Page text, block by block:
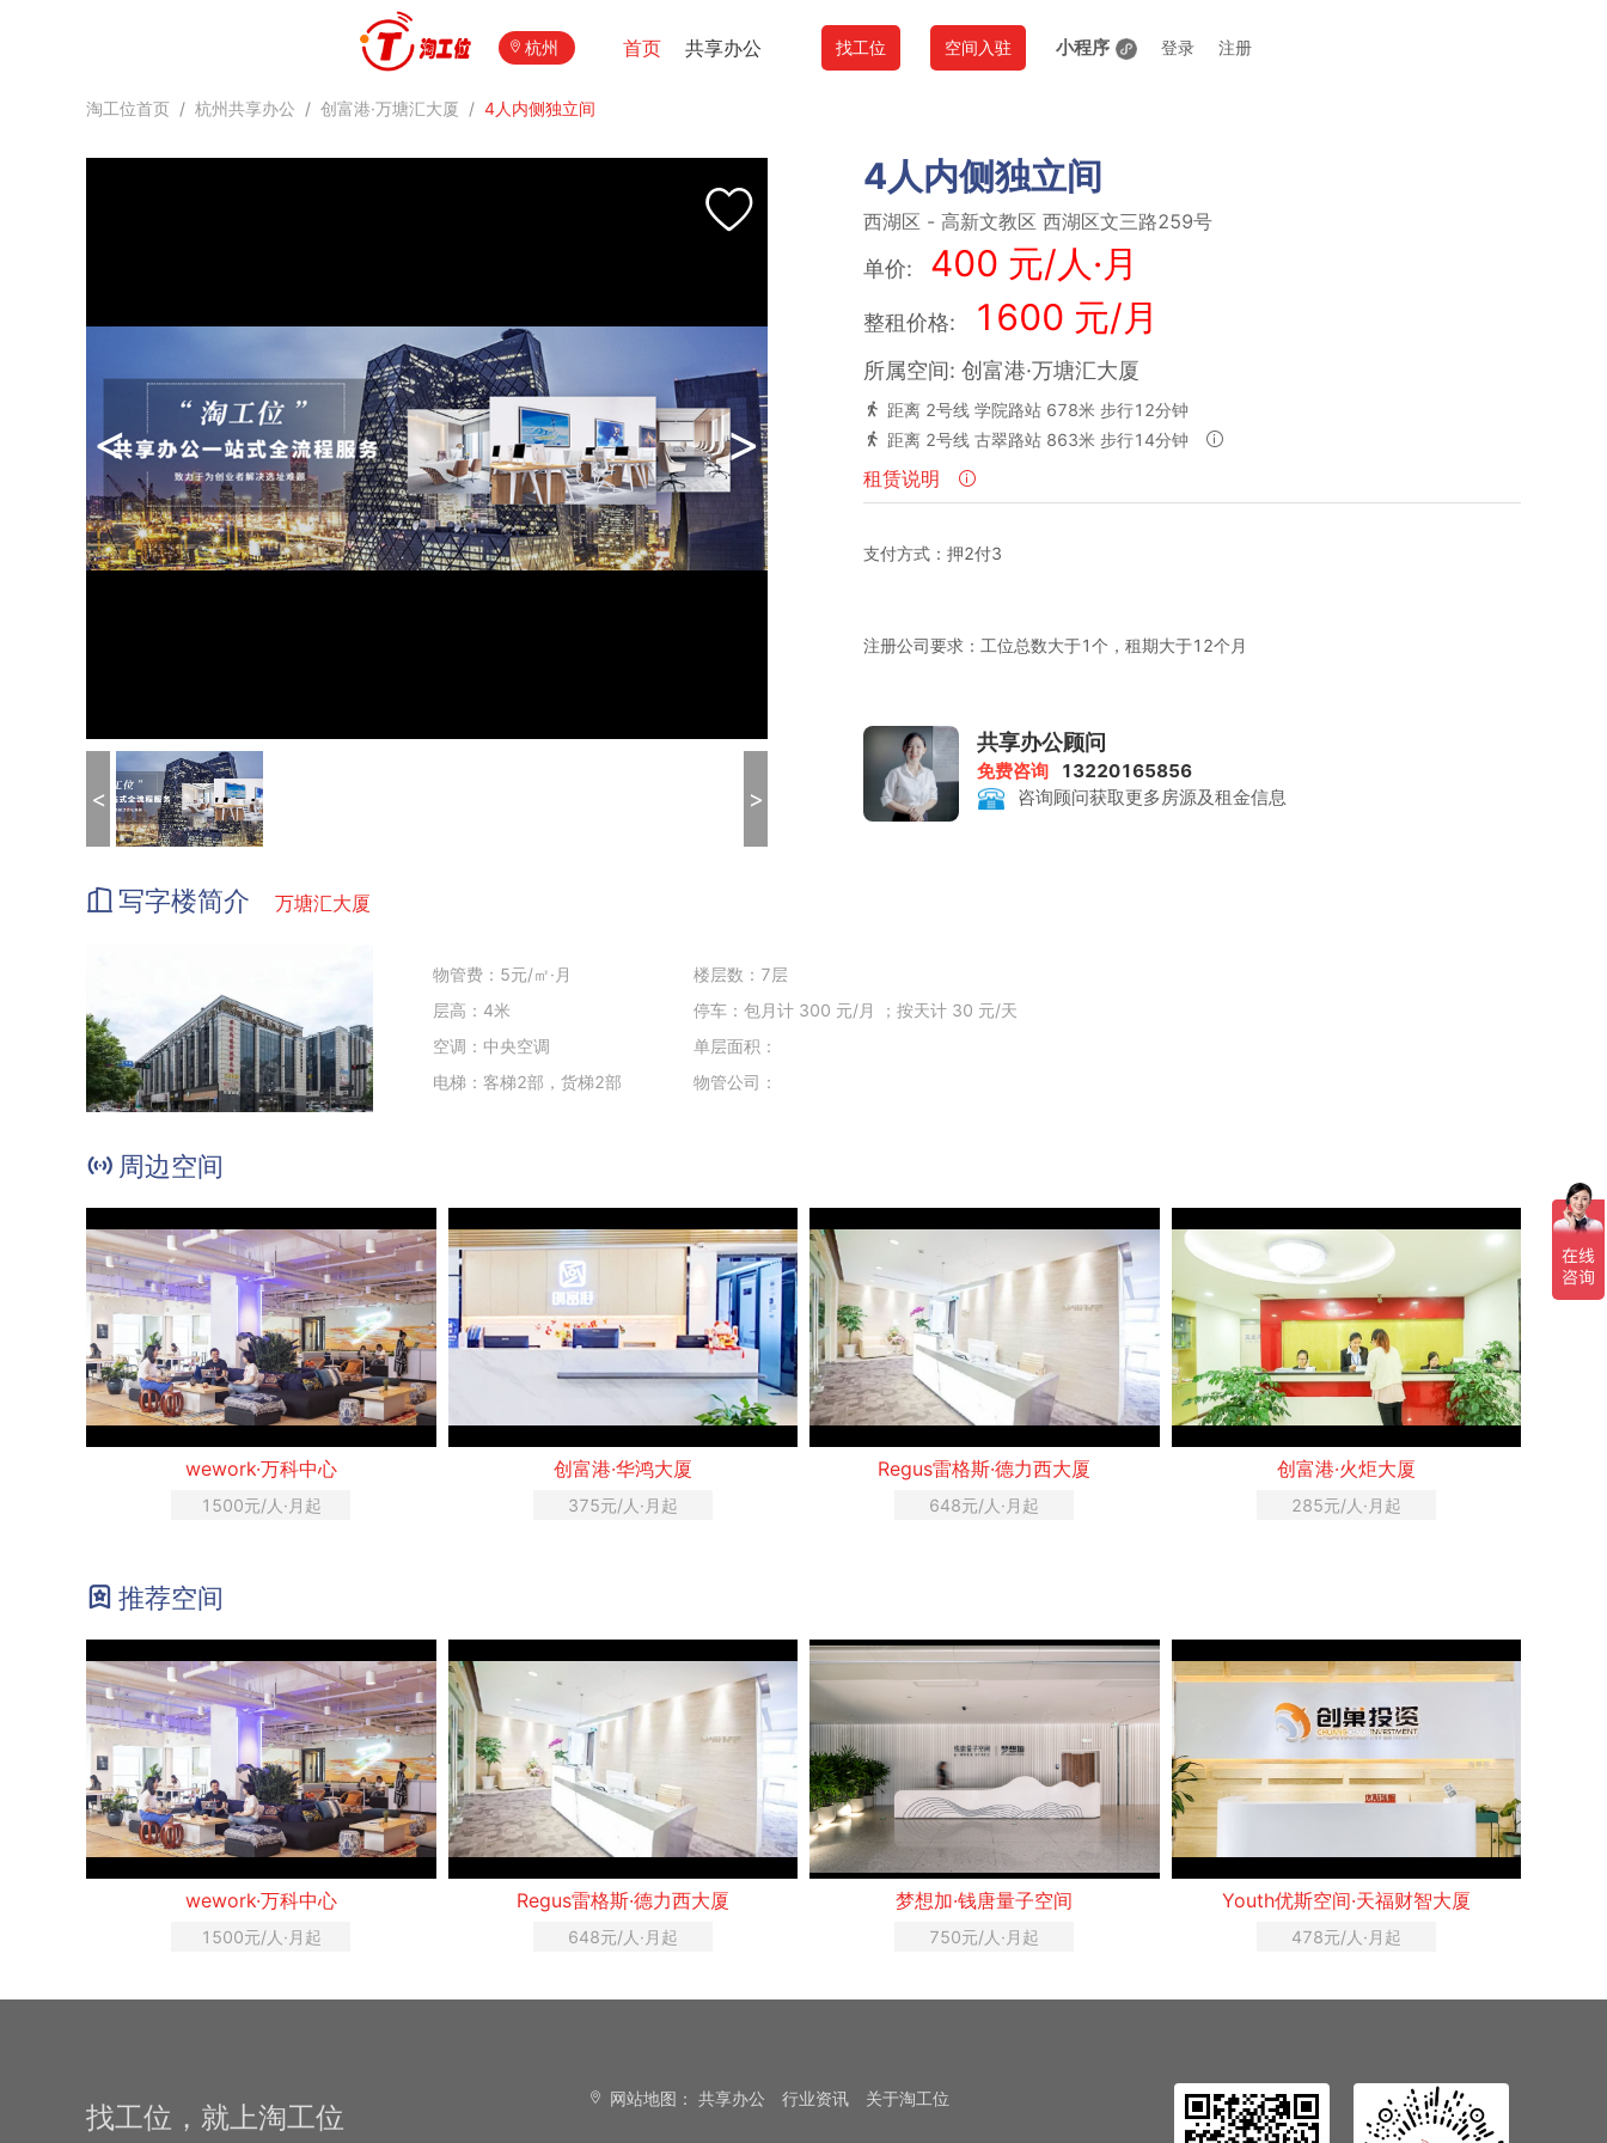
杭州 首页 共享办公 找工位 空间入驻 小程序 登录 注册
淘工位首页 / 杭州共享办公 / 创富港·万塘汇大厦 / 4人内侧独立间
< >
< >
4人内侧独立间
西湖区 - 高新文教区 西湖区文三路259号
单价: 400 元/人·月
整租价格: 1600 元/月
所属空间: 创富港·万塘汇大厦
距离 2号线 学院路站 678米 步行12分钟
距离 2号线 古翠路站 863米 步行14分钟
租赁说明
支付方式：押2付3
注册公司要求：工位总数大于1个，租期大于12个月
租金包含：前台服务、物管费、家具、水电、咖啡茶水、日常清洁、网络配置、会议室
共享办公顾问
免费咨询
13220165856
咨询顾问获取更多房源及租金信息
写字楼简介 万塘汇大厦
物管费：5元/㎡·月
层高：4米
空调：中央空调
电梯：客梯2部，货梯2部
楼层数：7层
停车：包月计 300 元/月 ；按天计 30 元/天
单层面积：
物管公司：
周边空间
wework·万科中心
1500元/人·月起
创富港·华鸿大厦
375元/人·月起
Regus雷格斯·德力西大厦
648元/人·月起
创富港·火炬大厦
285元/人·月起
推荐空间
wework·万科中心
1500元/人·月起
Regus雷格斯·德力西大厦
648元/人·月起
梦想加·钱唐量子空间
750元/人·月起
Youth优斯空间·天福财智大厦
478元/人·月起
找工位，就上淘工位
网站地图： 共享办公 行业资讯 关于淘工位